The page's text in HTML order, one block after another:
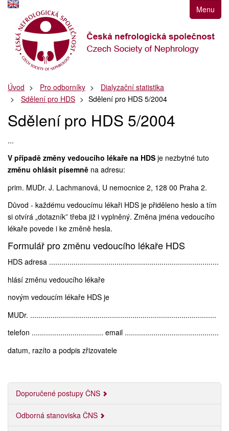
k
navigaci
Přejít
obsah
k
postrannímu
Klávesové
Menu
Úvod Pro odborníky
Dialyzační statistika
Sdělení pro HDS
Sdělení pro HDS 5/2004
Sdělení pro HDS 5/2004
...
V případě změny vedoucího lékaře na HDS je nezbytné tuto
změnu ohlásit písemně na adresu:
prim. MUDr. J. Lachmanová, U nemocnice 2, 128 00 Praha 2.
Důvod - každému vedoucímu lékaři HDS je přiděleno heslo a tím
si otvírá „dotazník” třeba již i vyplněný. Změna jména vedoucího
lékaře povede i ke změně hesla.
Formulář pro změnu vedoucího lékaře HDS
HDS adresa ...................................................................................
hlásí změnu vedoucího lékaře
novým vedoucím lékaře HDS je
MUDr. ...........................................................................................
telefon ................................... email ..............................................
datum, razíto a podpis zřizovatele
Doporučené postupy ČNS
Odborná stanoviska ČNS